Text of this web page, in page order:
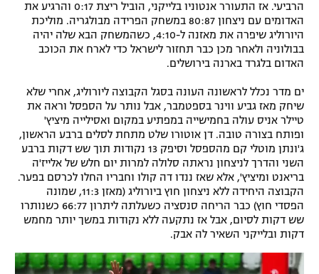
תקנון עבור פעילות ספורט 1 – "מרלן"
גיימינג E-Sports
תנאי שימוש
מדיניות פרטיות
תקנון פעילות ספורט 1
רשיון להקרנה פומבית לבית עסק
הצטרפות לחבילת הערוצים
לוח דרושים – ג'ובנט
בייסבול MLB
ספורט אתגרי ואקסטרים
גיימינג E-Sports
הרביעי. אז התעורר אנטוניו בלייקני, הוביל ריצת 0:17 והרגיע את
האדומים עם ניצחון 80:87 במשחק הפרידה מבולגריה. מוליכת
היורוליג שיפרה את מאזנה ל-4:10, כשהמשחק הבא שלה יהיה
בבולוניה ולאחר מכן כבר תחזור לישראל כדי לארח את הכוכב
האדום בלגרד בארנה בירושלים.
ים מדר נכלל לראשונה העונה בסגל הקבוצה ליורוליג, אחרי שלא
שיחק מאז גביע ווינר בספטמבר, אבל נותר על הספסל וראה את
טיילר אניס עולה בחמישייה במפתיע במקום ואסילייה מיציץ'
ופותח בצורה טובה. דן אוטורו שלט מתחת לסלים ברבע הראשון,
ג'ונתן מוטלי קם מהספסל וסיפק 13 נקודות תוך שש דקות ברבע
השני והדרך לניצחון נראתה סלולה למרות יום חלש של אלייז'ה
בריאנט ומיציץ', אלא שאז ננדו דה קולו וחבריו החלו לכרסם בפער.
הקבוצה היחידה ללא ניצחון חוץ ביורוליג (מאזן 11:3, שמונה
הפסדי חוץ) כבר הריחה סנסציה כשעלתה ליתרון 66:77 כשנותרו
שש דקות לסיום, אבל אז נתקעה ללא נקודות במשך יותר מחמש
דקות ובלייקני השאיר לה אבק.